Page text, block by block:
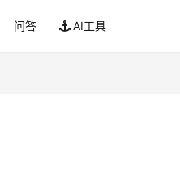
问答 AI工具